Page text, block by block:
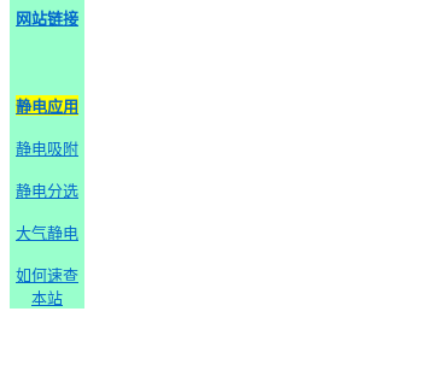
网站链接
静电应用
静电吸附
静电分选
大气静电
如何速查
本站